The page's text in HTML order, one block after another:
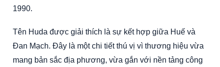
1990.
Tên Huda được giải thích là sự kết hợp giữa Huế và
Đan Mạch. Đây là một chi tiết thú vị vì thương hiệu vừa
mang bản sắc địa phương, vừa gắn với nền tảng công